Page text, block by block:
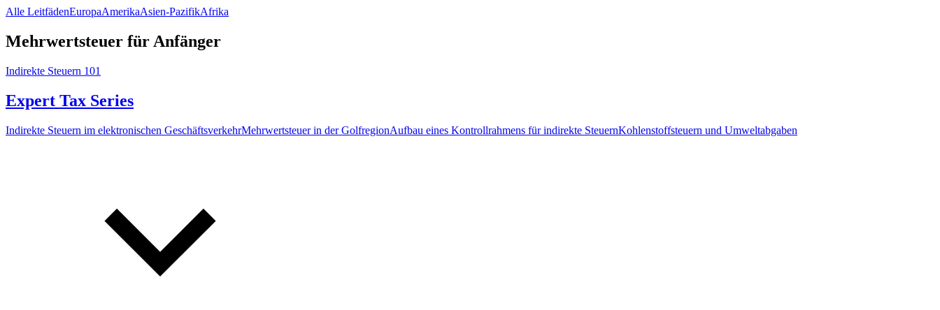
Alle LeitfädenEuropaAmerikaAsien-PazifikAfrika
Mehrwertsteuer für Anfänger
Indirekte Steuern 101
Expert Tax Series
Indirekte Steuern im elektronischen GeschäftsverkehrMehrwertsteuer in der GolfregionAufbau eines Kontrollrahmens für indirekte SteuernKohlenstoffsteuern und Umweltabgaben